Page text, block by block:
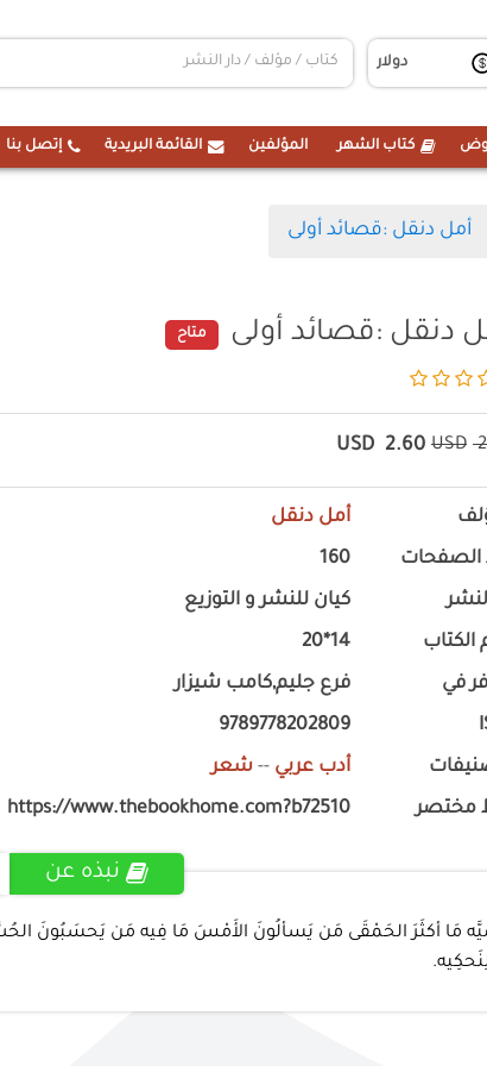
كتاب الشهر المؤلفين القائمة البريدية إتصل بنا
أمل دنقل :قصائد أولى
دنقل :قصائد أولى متاح
USD
2.60
USD
أمل دنقل
الصفحات 160
كيان للنشر و التوزيع
14*20
في فرع جليم,كامب شيزار
9789778202809
أدب عربي -- شعر
مختصر https://www.thebookhome.com?b72510
نبذه عن
أكثَرَ الحَمْقَى مَن يَسألُونَ الأَمْسَ مَا فِيه مَن يَحسَبُونَ الحُبَّ